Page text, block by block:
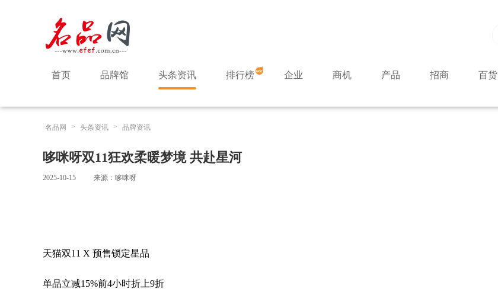
首页 品牌馆 头条资讯 排行榜 企业 商机 产品 招商 百货
名品网 > 头条资讯 > 品牌资讯
哆咪呀双11狂欢柔暖梦境 共赴星河
2025-10-15 来源：哆咪呀
天猫双11 X 预售锁定星品
单品立减15%前4小时折上9折